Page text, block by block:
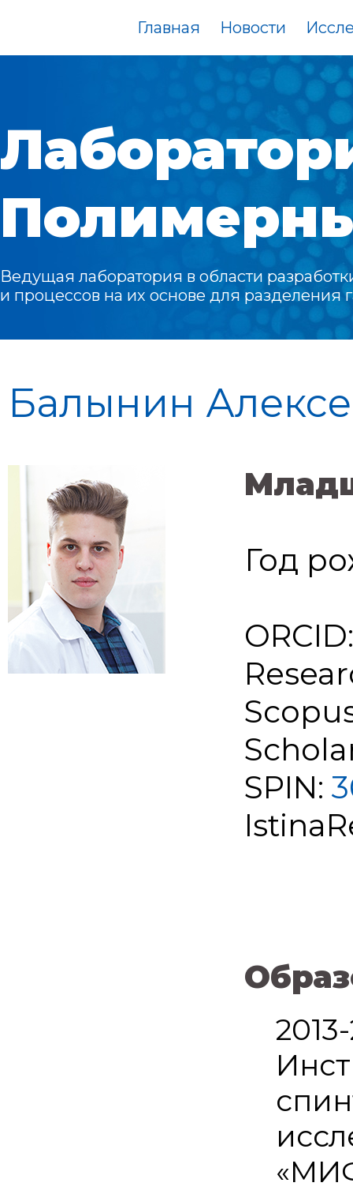
Главная Новости
Ведущая лаборатория в области
и процессов на их основе для разделения
Балынин
Год
SPIN: